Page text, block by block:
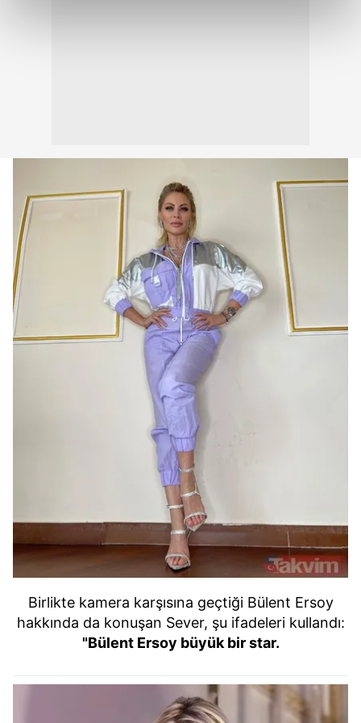
verileriniz işlenmekte olup gerekli olan çerezler bilgi
toplumu hizmetlerinin sunulması amacıyla
kullanılmaktadır. Diğer çerezler, sitemizin daha işlevsel
kılınması ve kişiselleştirilmesi ve sizlere yönelik
reklam/pazarlama faaliyetlerinin yapılması, amaçlarıyla
sınırlı olarak açık rızanız dahilinde kullanılacaktır.
Çerezlere ilişkin tercihlerinizi aşağıda yer alan panel
vasıtasıyla belirleyebilirsiniz. Çerezlere ilişkin detaylı bilgi
için Ayarlar butonuna tıklayabilir,
Çerez Bilgilendirme
ziyaret edebilirsiniz.
6698 sayılı Kişisel Verilerin Korunması Kanunu uyarınca
hazırlanmış Aydınlatma Metnimizi okumak ve sitemizde
ilgili mevzuata uygun olarak kullanılan çerezlerle ilgili bilgi
tıklayınız.
Birlikte kamera karşısına geçtiği Bülent Ersoy
hakkında da konuşan Sever, şu ifadeleri kullandı:
"Bülent Ersoy büyük bir star.